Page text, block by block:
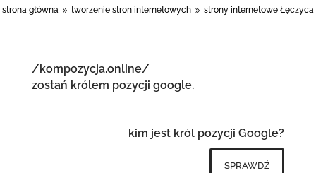
strona główna 9 tworzenie stron internetowych 9 strony internetowe Łęczyca
/kompozycja.online/
zostań królem pozycji google.
kim jest król pozycji Google?
sprawdź